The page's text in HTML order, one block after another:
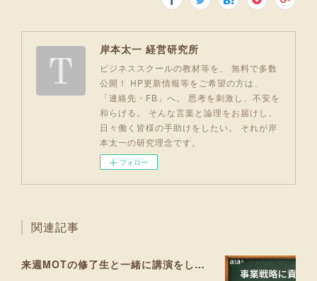
岸本太一 経営研究所
ビジネススクールの教材等を、 無料で多数
公開！ HP更新情報等をご希望の方は、
「連絡先・FB」へ。 思考を刺激し、不安を
和らげる。 そんな言葉と論理をお届けし、
日々働く皆様の手助けをしたい。 それが岸
本太一の研究理念です。
フォロー
関連記事
来週MOTの修了生と一緒に講演をします！